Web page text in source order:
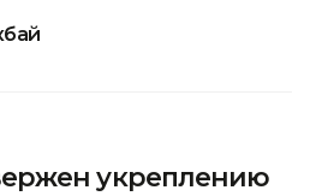
укреплению